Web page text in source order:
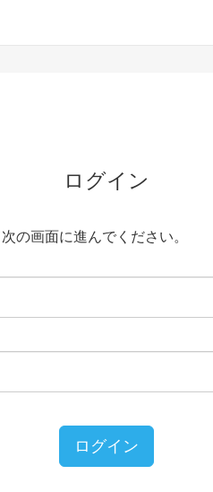
ログイン
の画面に進んでください。
ログイン